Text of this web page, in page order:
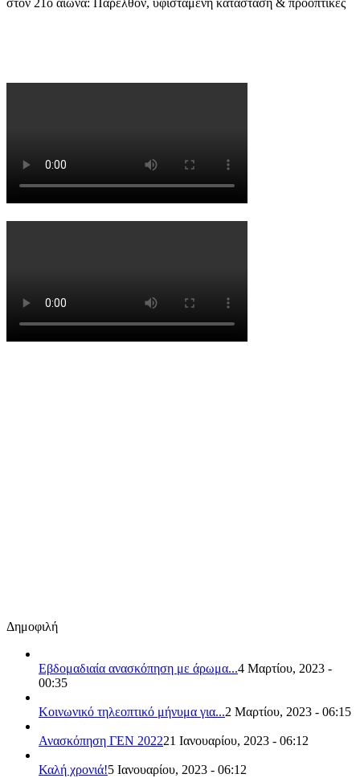
στον 21ο αιώνα: Παρελθόν, υφιστάμενη κατάσταση & προοπτικές
Δημοφιλή
Εβδομαδιαία ανασκόπηση με άρωμα...4 Μαρτίου, 2023 -
00:35
Κοινωνικό τηλεοπτικό μήνυμα για...2 Μαρτίου, 2023 - 06:15
Ανασκόπηση ΓΕΝ 202221 Ιανουαρίου, 2023 - 06:12
Καλή χρονιά!5 Ιανουαρίου, 2023 - 06:12